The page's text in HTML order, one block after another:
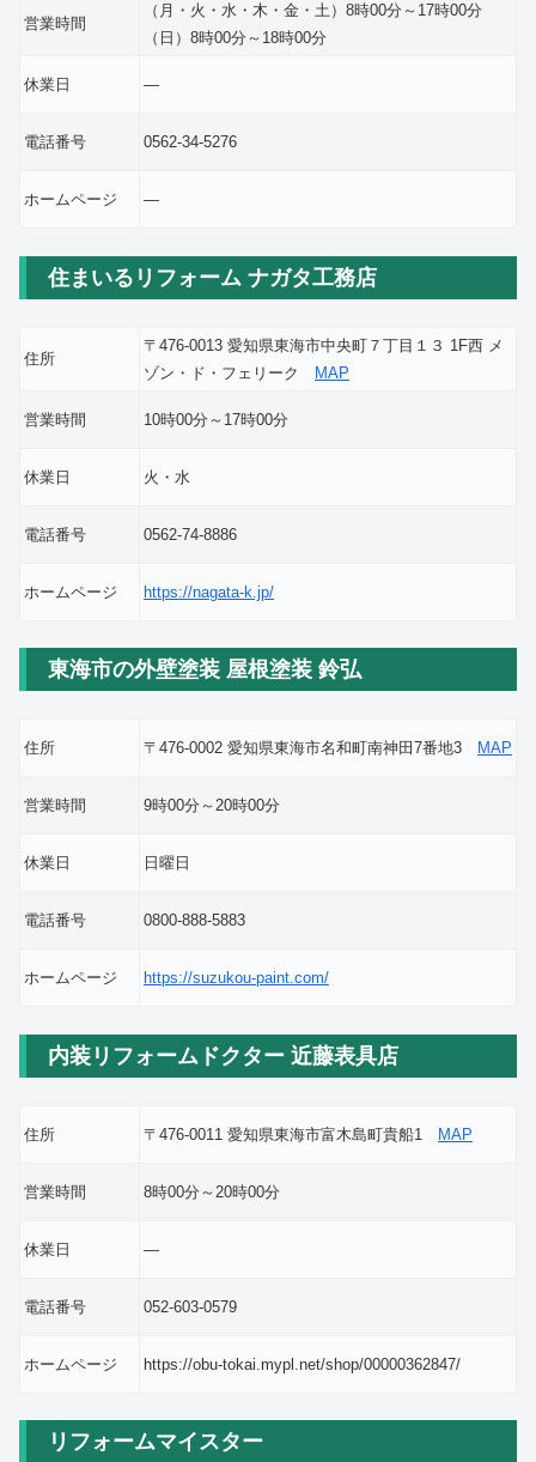
営業時間
（月・火・水・木・金・土）8時00分～17時00分
（日）8時00分～18時00分
休業日 ―
電話番号 0562-34-5276
ホームページ ―
住まいるリフォーム ナガタ工務店
住所
〒476-0013 愛知県東海市中央町７丁目１３ 1F西 メ
ゾン・ド・フェリーク MAP
営業時間 10時00分～17時00分
休業日 火・水
電話番号 0562-74-8886
ホームページ https://nagata-k.jp/
東海市の外壁塗装 屋根塗装 鈴弘
住所 〒476-0002 愛知県東海市名和町南神田7番地3 MAP
営業時間 9時00分～20時00分
休業日 日曜日
電話番号 0800-888-5883
ホームページ https://suzukou-paint.com/
内装リフォームドクター 近藤表具店
住所 〒476-0011 愛知県東海市富木島町貴船1 MAP
営業時間 8時00分～20時00分
休業日 ―
電話番号 052-603-0579
ホームページ https://obu-tokai.mypl.net/shop/00000362847/
リフォームマイスター